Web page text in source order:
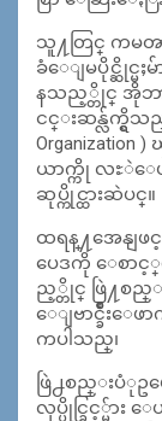
သူ႔တြင္ ကမၻ
ခံေျမပိုင္ဆိုင္မႈမ်
နသည့္တိုင္ အိုဘာ
ငင္းဆန္လ်က္ရွိသည္
ယာက္ကို လႊဲေပး
ဆုပ္ကိုင္ထားဆဲပင္။
ထရန္႔အေနျ
ပေဒကို ေစာင့္
ည့္တိုင္ ဖြဲ႔စည္
ေျဗာင္ခ်ိဳးေဖ
ကပါသည္၊
ဖြဲ႕စည္းပံုဥ
လုပ္ပိုင္ခြင့္မ်ာ